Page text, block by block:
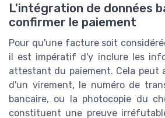
L'intégration de données
confirmer le paiement
Pour qu'une facture soit
il est impératif d'y inclure les
attestant du paiement. Cela peut
d'un virement, le numéro de
bancaire, ou la photocopie du
constituent une preuve